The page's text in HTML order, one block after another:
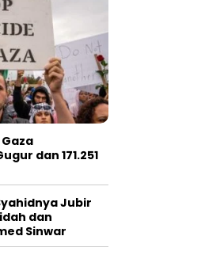
dan 171.251
Jubir
dan
Sinwar